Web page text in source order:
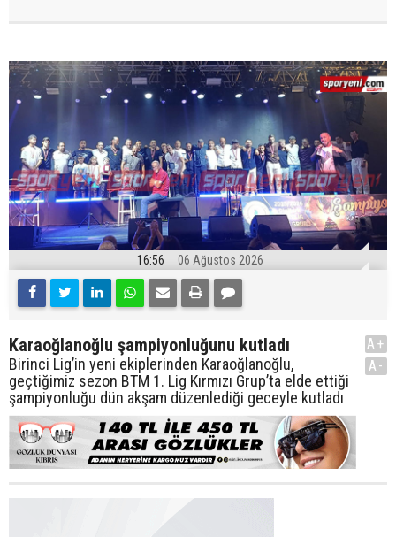
16:56 06 Ağustos 2026
Karaoğlanoğlu şampiyonluğunu kutladı
Birinci Lig’in yeni ekiplerinden Karaoğlanoğlu,
geçtiğimiz sezon BTM 1. Lig Kırmızı Grup’ta elde ettiği
şampiyonluğu dün akşam düzenlediği geceyle kutladı
A+
A-